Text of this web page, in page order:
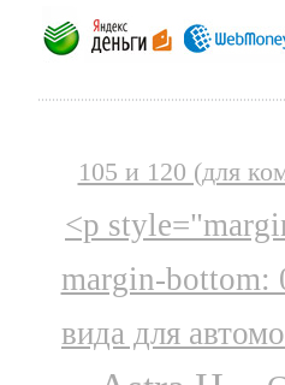
105 и 120 (для
<p
margin-bottom:
вида для